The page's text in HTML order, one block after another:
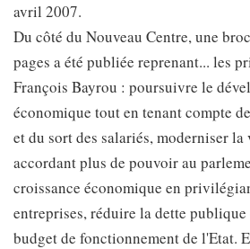
avril 2007.
Du côté du Nouveau Centre, une
pages a été publiée reprenant... les
François Bayrou : poursuivre le
économique tout en tenant compte
et du sort des salariés, moderniser
accordant plus de pouvoir au
croissance économique en
entreprises, réduire la dette
budget de fonctionnement de l'Etat.